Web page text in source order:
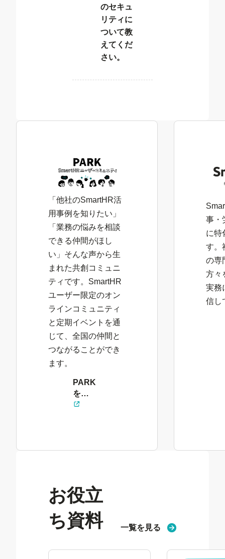
のセキュ
リティに
ついて教
えてくだ
さい。
「他社のSmartHR活
用事例を知りたい」
「業務の悩みを相談
できる仲間がほし
い」そんな声から生
まれた共創コミュニ
ティです。SmartHR
ユーザー限定のオン
ラインコミュニティ
と定期イベントを通
じて、全国の仲間と
つながることができ
ます。
PARK
を見
る
事・
に特
す。
の専
方々
実務
信し
お役立
ち資料
一覧を見る